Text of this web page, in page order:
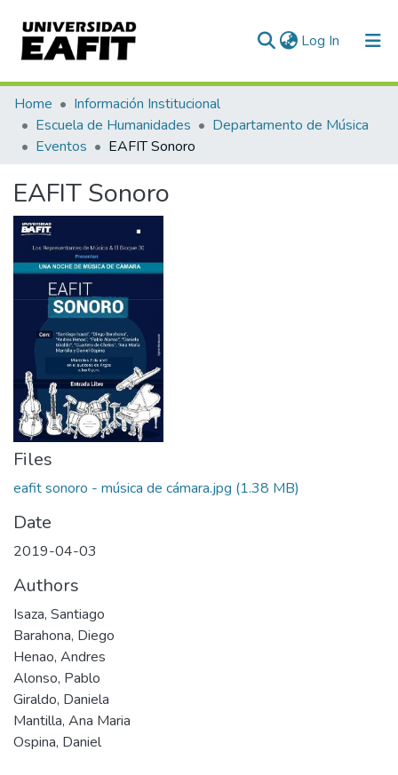
Log In (current)
Communities & Collections
All of DSpace
Home
Información Institucional
Escuela de Humanidades
Departamento de Música
Eventos
EAFIT Sonoro
EAFIT Sonoro
Files
eafit sonoro - música de cámara.jpg (1.38 MB)
Date
2019-04-03
Authors
Isaza, Santiago
Barahona, Diego
Henao, Andres
Alonso, Pablo
Giraldo, Daniela
Mantilla, Ana Maria
Ospina, Daniel